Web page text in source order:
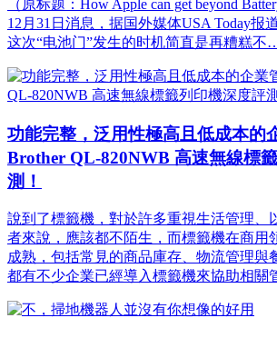
（原标题：How Apple can get beyond
12月31日消息，据国外媒体USA Today报
这次“电池门”发生的时机简直是再糟糕不
功能完整，泛用性極高且低成本的
Brother QL-820NWB 高速無線標
測！
說到了標籤機，對於許多重視生活管理、
者來說，應該都不陌生，而標籤機在商用
成熟，包括常見的商品庫存、物流管理與
都有不少企業已經導入標籤機來協助相關